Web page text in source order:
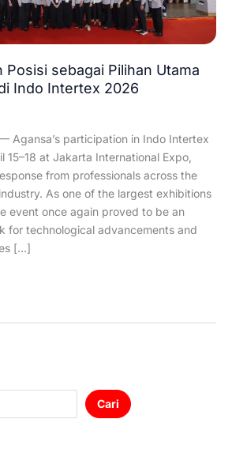
Posisi sebagai Pilihan Utama
Indo Intertex 2026
Agansa’s participation in Indo Intertex
at Jakarta International Expo,
from professionals across the
As one of the largest exhibitions
event once again proved to be an
for technological advancements and
[…]
Cari